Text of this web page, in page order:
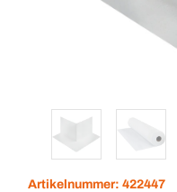
Artikelnummer: 422447